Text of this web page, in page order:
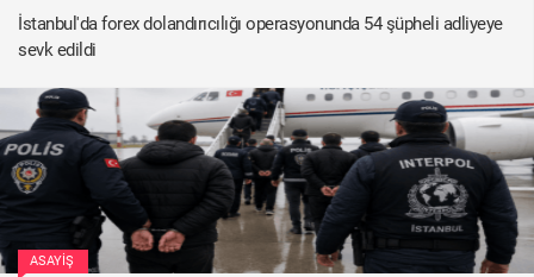
İstanbul'da forex dolandırıcılığı operasyonunda 54 şüpheli adliyeye
sevk edildi
ASAYIŞ